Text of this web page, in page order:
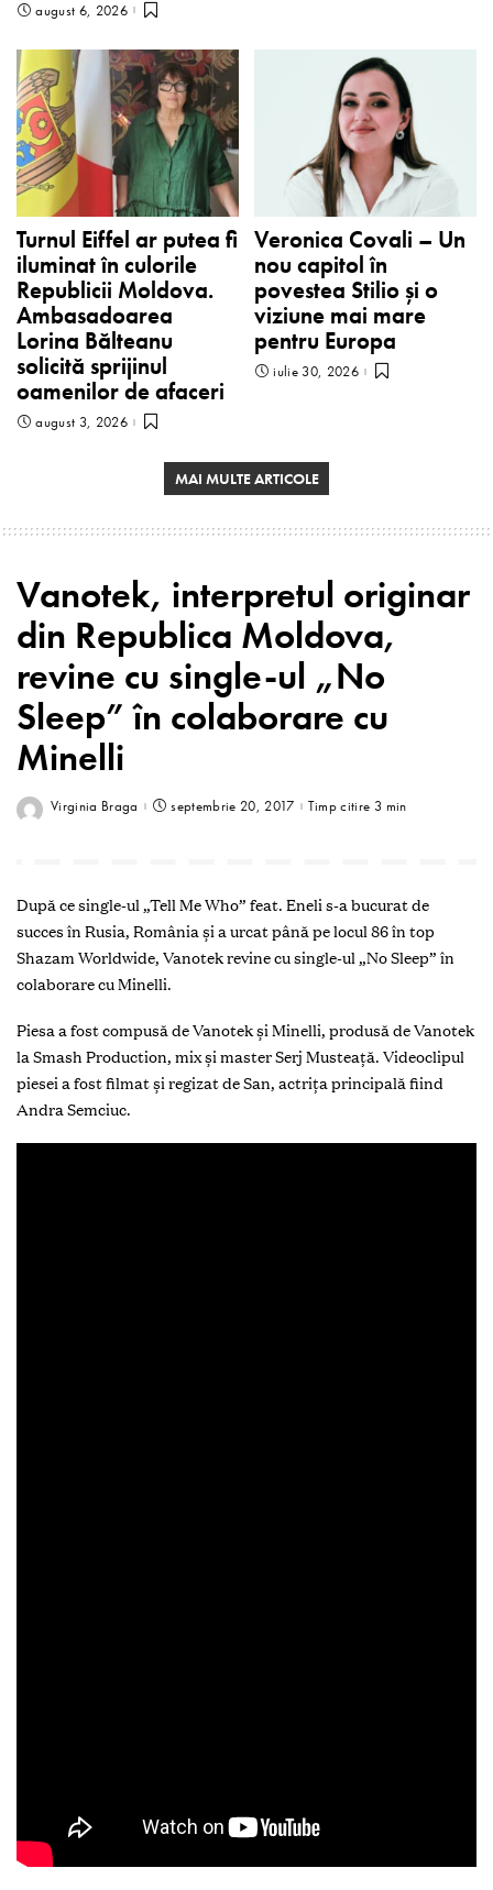
august 6, 2026
Turnul Eiffel ar putea fi
iluminat în culorile
Republicii Moldova.
Ambasadoarea
Lorina Bălteanu
solicită sprijinul
oamenilor de afaceri
august 3, 2026
Veronica Covali – Un
nou capitol în
povestea Stilio și o
viziune mai mare
pentru Europa
iulie 30, 2026
MAI MULTE ARTICOLE
Vanotek, interpretul originar
din Republica Moldova,
revine cu single-ul „No
Sleep” în colaborare cu
Minelli
Virginia Braga septembrie 20, 2017 Timp citire 3 min
După ce single-ul „Tell Me Who” feat. Eneli s-a bucurat de
succes în Rusia, România și a urcat până pe locul 86 în top
Shazam Worldwide, Vanotek revine cu single-ul „No Sleep” în
colaborare cu Minelli.
Piesa a fost compusă de Vanotek și Minelli, produsă de Vanotek
la Smash Production, mix și master Serj Musteață. Videoclipul
piesei a fost filmat și regizat de San, actrița principală fiind
Andra Semciuc.